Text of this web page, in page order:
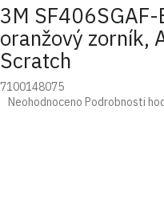
3M
oranžový zorník,
Scratch
7100148075
Průměrné
Neohodnoceno Podrobnosti